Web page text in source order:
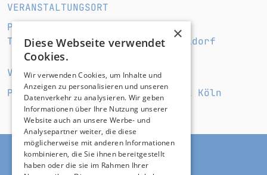
VERANSTALTUNGSORT
PSD BANK DOME
Theodorstraße 281, 40472 Düsseldorf
VERANSTALTER*IN
Prime Entertainment GmbH, 50672 Köln
×
Diese Webseite verwendet
Cookies.
Wir verwenden Cookies, um Inhalte und
Anzeigen zu personalisieren und unseren
Datenverkehr zu analysieren. Wir geben
Informationen über Ihre Nutzung unserer
Website auch an unsere Werbe- und
Analysepartner weiter, die diese
möglicherweise mit anderen Informationen
kombinieren, die Sie ihnen bereitgestellt
haben oder die sie im Rahmen Ihrer